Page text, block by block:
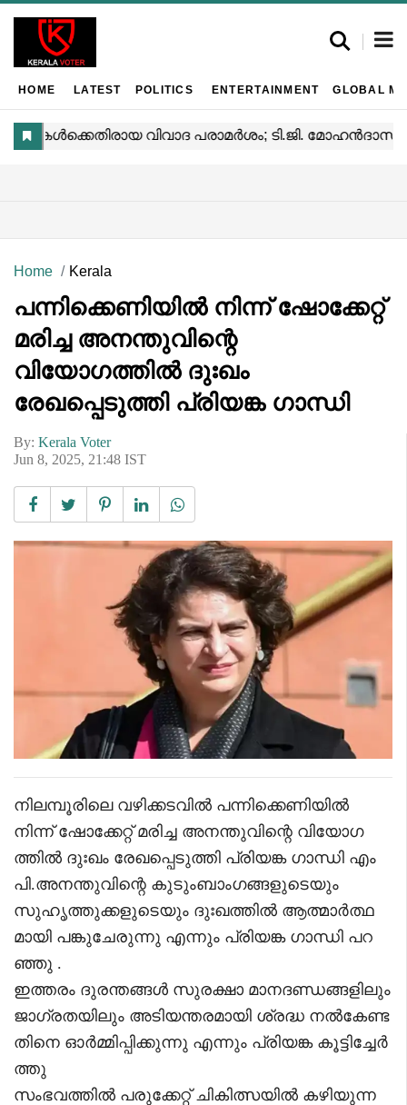
HOME LATEST POLITICS ENTERTAINMENT GLOBAL
Home Kerala
പന്നിക്കെണിയിൽ നിന്ന് ഷോക്കേറ്റ്
മരിച്ച അനന്തുവിന്റെ
വിയോഗത്തിൽ ദുഃഖം
രേഖപ്പെടുത്തി പ്രിയങ്ക ഗാന്ധി
By: Kerala Voter
Jun 8, 2025, 21:48 IST
നിലമ്പൂരിലെ വഴിക്കടവിൽ പന്നിക്കെണിയിൽ
നിന്ന് ഷോക്കേറ്റ് മരിച്ച അനന്തുവിന്റെ വിയോഗ
ത്തിൽ ദുഃഖം രേഖപ്പെടുത്തി പ്രിയങ്ക ഗാന്ധി എം
പി.അനന്തുവിന്റെ കുടുംബാംഗങ്ങളുടെയും
സുഹൃത്തുക്കളുടെയും ദുഃഖത്തിൽ ആത്മാർത്ഥ
മായി പങ്കുചേരുന്നു എന്നും പ്രിയങ്ക ഗാന്ധി പറ
ഞ്ഞു .
ഇത്തരം ദുരന്തങ്ങൾ സുരക്ഷാ മാനദണ്ഡങ്ങളിലും
ജാഗ്രതയിലും അടിയന്തരമായി ശ്രദ്ധ നൽകേണ്ട
തിനെ ഓർമ്മിപ്പിക്കുന്നു എന്നും പ്രിയങ്ക കൂട്ടിച്ചേർ
ത്തു
സംഭവത്തിൽ പരുക്കേറ്റ് ചികിത്സയിൽ കഴിയുന്ന